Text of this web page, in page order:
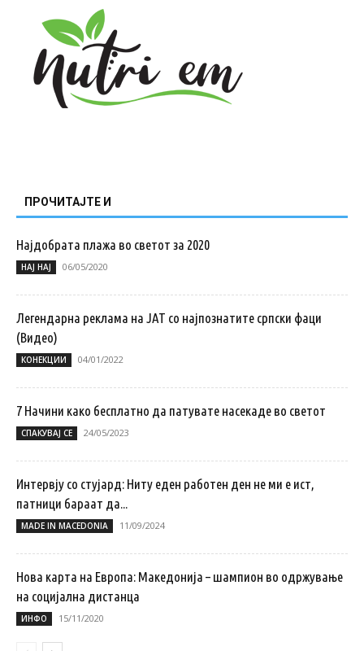
ПРОЧИТАЈТЕ И
Најдобрата плажа во светот за 2020
НАЈ НАЈ 06/05/2020
Легендарна реклама на ЈАТ со најпознатите српски фаци
(Видео)
КОНЕКЦИИ 04/01/2022
7 Начини како бесплатно да патувате насекаде во светот
СПАКУВАЈ СЕ 24/05/2023
Интервју со стујард: Ниту еден работен ден не ми е ист,
патници бараат да...
MADE IN MACEDONIA 11/09/2024
Нова карта на Европа: Македонија – шампион во одржување
на социјална дистанца
ИНФО 15/11/2020